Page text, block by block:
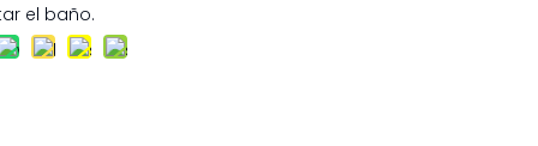
el baño.